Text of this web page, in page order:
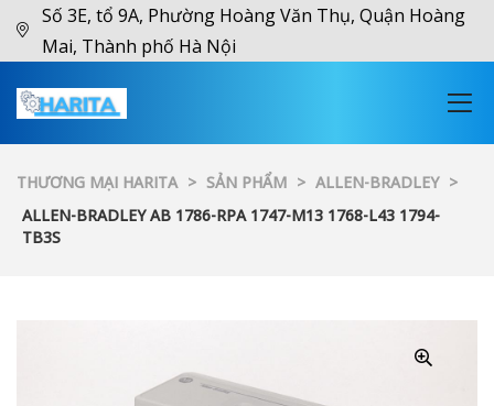
Số 3E, tổ 9A, Phường Hoàng Văn Thụ, Quận Hoàng
Mai, Thành phố Hà Nội
THƯƠNG MẠI HARITA > SẢN PHẨM > ALLEN-BRADLEY >
ALLEN-BRADLEY AB 1786-RPA 1747-M13 1768-L43 1794-
TB3S